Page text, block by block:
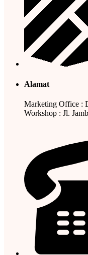
Alamat
Marketing Office :
Workshop : Jl.